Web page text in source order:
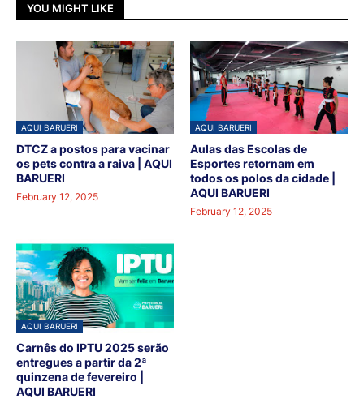
YOU MIGHT LIKE
AQUI BARUERI
DTCZ a postos para vacinar
os pets contra a raiva | AQUI
BARUERI
February 12, 2025
AQUI BARUERI
Aulas das Escolas de
Esportes retornam em
todos os polos da cidade |
AQUI BARUERI
February 12, 2025
AQUI BARUERI
Carnês do IPTU 2025 serão
entregues a partir da 2ª
quinzena de fevereiro |
AQUI BARUERI